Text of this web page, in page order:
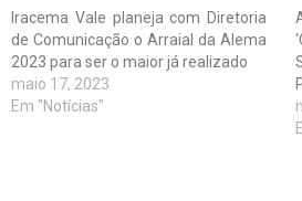
Iracema Vale planeja com Diretoria
de Comunicação o Arraial da Alema
2023 para ser o maior já realizado
maio 17, 2023
Em "Notícias"